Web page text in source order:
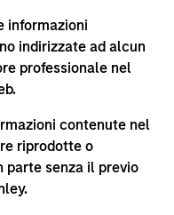
informazioni
indirizzate ad alcun
professionale nel
contenute nel
riprodotte o
senza il previo
Liquid